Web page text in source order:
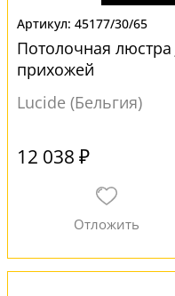
45177/30/65
Потолочная
прихожей
Lucide (Бельгия)
12 038 ₽